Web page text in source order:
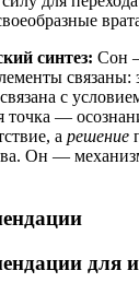
синтез: Сон
связаны:
с
точка —
а решение
Он —
для